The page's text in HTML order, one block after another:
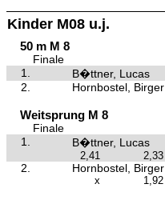
Kinder M08 u.j.
50 m M 8
Finale
1.
B�ttner, Lucas
2.
Hornbostel, Birger
Weitsprung M 8
Finale
1.
B�ttner, Lucas
2,41 2,33
2. Hornbostel, Birger
x 1,92